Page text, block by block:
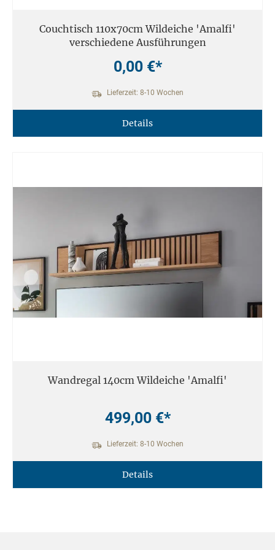
Couchtisch 110x70cm Wildeiche 'Amalfi'
verschiedene Ausführungen
0,00 €*
Lieferzeit: 8-10 Wochen
Details
Wandregal 140cm Wildeiche 'Amalfi'
499,00 €*
Lieferzeit: 8-10 Wochen
Details